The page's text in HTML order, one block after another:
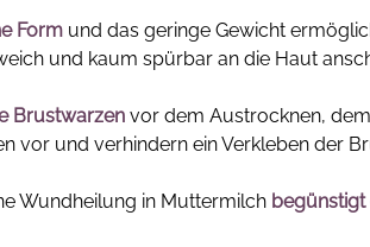
Form und das geringe Gewicht
und kaum spürbar an die Haut
Brustwarzen vor dem Austrocknen,
vor und verhindern ein Verkleben der
Wundheilung in Muttermilch